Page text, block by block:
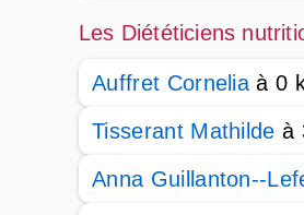
Les Diététiciens
Auffret Cornelia à 0
Tisserant Mathilde à
Anna Guillanton--